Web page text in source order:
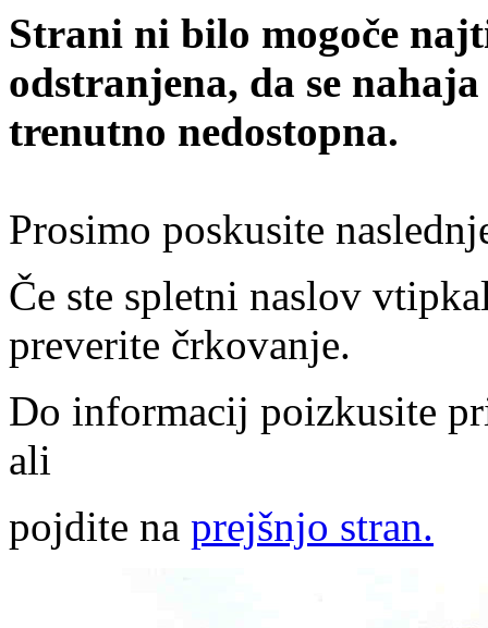
Strani ni bilo mogoče
odstranjena, da se
trenutno nedostopna.
Prosimo poskusite
Če ste spletni naslov
preverite črkovanje.
Do informacij poizkusite
ali
pojdite na prejšnjo stran.